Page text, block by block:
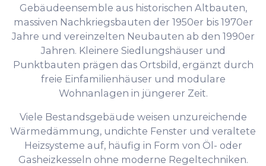
Gebäudeensemble aus historischen Altbauten,
massiven Nachkriegsbauten der 1950er bis 1970er
Jahre und vereinzelten Neubauten ab den 1990er
Jahren. Kleinere Siedlungshäuser und
Punktbauten prägen das Ortsbild, ergänzt durch
freie Einfamilienhäuser und modulare
Wohnanlagen in jüngerer Zeit.
Viele Bestandsgebäude weisen unzureichende
Wärmedämmung, undichte Fenster und veraltete
Heizsysteme auf, häufig in Form von Öl- oder
Gasheizkesseln ohne moderne Regeltechniken.